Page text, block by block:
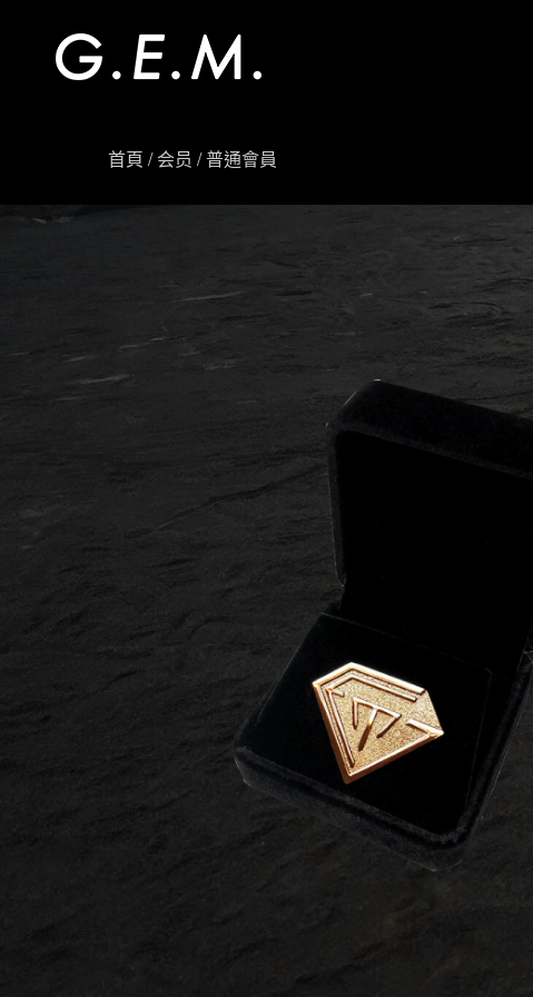
首頁 /会员 / 普通會員